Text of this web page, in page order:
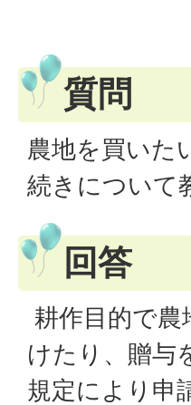
質問
農地を買いた
続きについて
回答
耕作目的で
けたり、贈与
規定により申